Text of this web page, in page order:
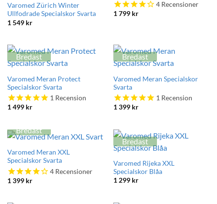
Varomed Zürich Winter
Ullfodrade Specialskor Svarta
1 549 kr
4Recensioner
1 799 kr
Bredast
Varomed Meran Protect
Specialskor Svarta
1 Recension
1 499 kr
Bredast
Varomed Meran Specialskor
Svarta
1 Recension
1 399 kr
Bredast
Varomed Meran XXL
Specialskor Svarta
4Recensioner
1 399 kr
Bredast
Varomed Rijeka XXL
Specialskor Blåa
1 299 kr